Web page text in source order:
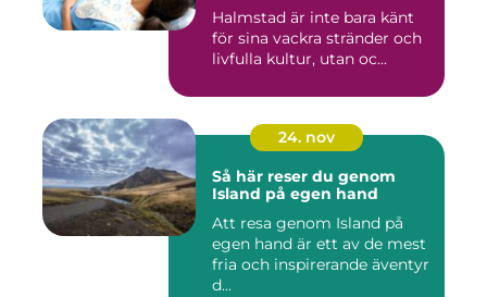
Halmstad är inte bara känt
för sina vackra stränder och
livfulla kultur, utan oc...
24. nov
Så här reser du genom
Island på egen hand
Att resa genom Island på
egen hand är ett av de mest
fria och inspirerande äventyr
d...